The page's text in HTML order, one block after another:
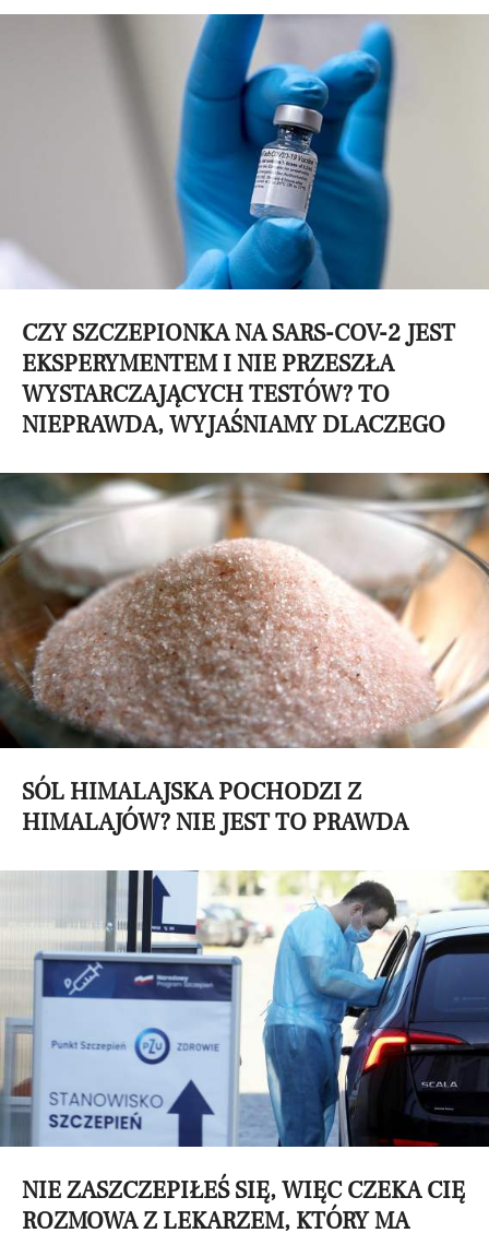
CZY SZCZEPIONKA NA SARS-COV-2 JEST
EKSPERYMENTEM I NIE PRZESZŁA
WYSTARCZAJĄCYCH TESTÓW? TO
NIEPRAWDA, WYJAŚNIAMY DLACZEGO
SÓL HIMALAJSKA POCHODZI Z
HIMALAJÓW? NIE JEST TO PRAWDA
NIE ZASZCZEPIŁEŚ SIĘ, WIĘC CZEKA CIĘ
ROZMOWA Z LEKARZEM, KTÓRY MA